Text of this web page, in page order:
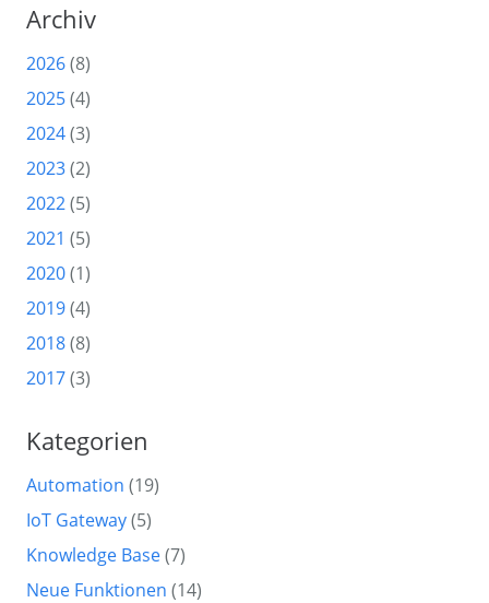
Archiv
2026(8)
2025(4)
2024(3)
2023(2)
2022(5)
2021 (5)
2020(1)
2019(4)
2018(8)
2017(3)
Kategorien
Automation (19)
IoT Gateway(5)
Knowledge Base(7)
Neue Funktionen (14)